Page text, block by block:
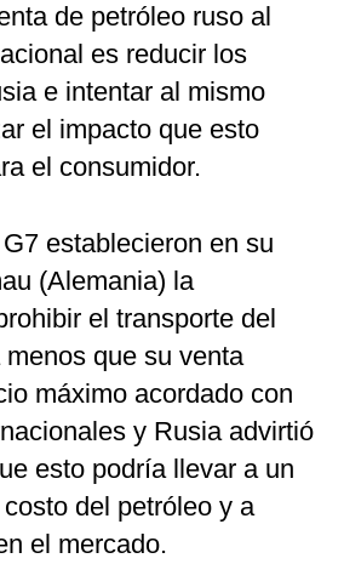
de petróleo ruso al
es reducir los
e intentar al mismo
el impacto que esto
el consumidor.
establecieron en su
(Alemania) la
el transporte del
que su venta
máximo acordado con
y Rusia advirtió
esto podría llevar a un
del petróleo y a
el mercado.